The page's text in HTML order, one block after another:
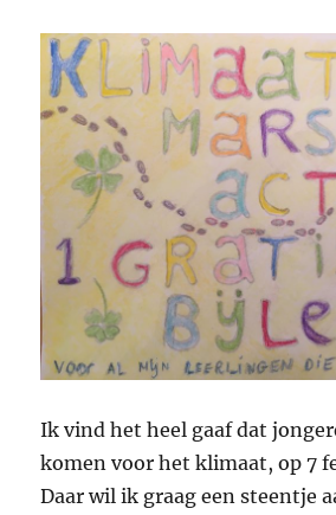
Ik vind het heel gaaf dat
komen voor het klimaat, op 7
Daar wil ik graag een steentje